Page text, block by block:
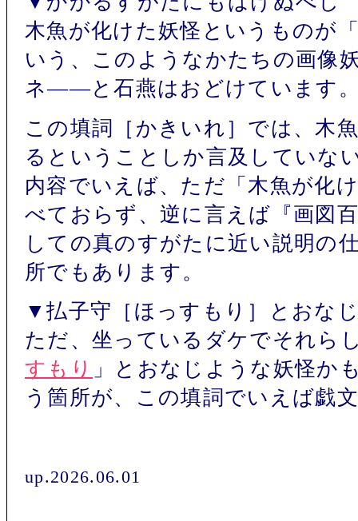
木魚が化けた妖怪というものが
いう、このようなかたちの画像
ネ――と石燕はおどけています
この填詞［かきいれ］では、木
るということしか言及していな
内容でいえば、ただ「木魚が化
べておらず、逆に言えば『画図
しての真のすがたに近い説明の
所でもあります。
▼払子守［ほっすもり］とおな
ただ、坐っているダケでそれら
すもり 」とおなじような妖怪
う箇所が、この填詞でいえば戯
up.2026.06.01